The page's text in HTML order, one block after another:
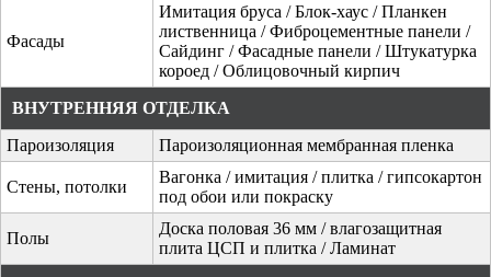
Фасады
Имитация бруса / Блок-хаус / Планкен
лиственница / Фиброцементные панели /
Сайдинг / Фасадные панели / Штукатурка
короед / Облицовочный кирпич
ВНУТРЕННЯЯ ОТДЕЛКА
Пароизоляция
Пароизоляционная мембранная пленка
Стены, потолки
Вагонка / имитация / плитка / гипсокартон
под обои или покраску
Полы
Доска половая 36 мм / влагозащитная
плита ЦСП и плитка / Ламинат